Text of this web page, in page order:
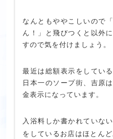
なんともややこしいので
ん！」と飛びつくと以外
すので気を付けましょう。
最近は総額表示をしてい
日本一のソープ街、吉原
金表示になっています。
入浴料しか書かれていな
をしているお店はほとん